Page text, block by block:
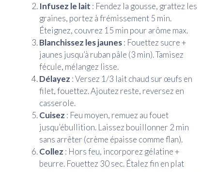
Infusez le lait : Fendez la gousse, grattez les
graines, portez à frémissement 5 min.
Éteignez, couvrez 15 min pour arôme max.
Blanchissez les jaunes: Fouettez sucre +
jaunes jusqu’à ruban pâle (3 min). Tamisez
fécule, mélangez lisse.
Délayez : Versez 1/3 lait chaud sur œufs en
filet, fouettez. Ajoutez reste, reversez en
casserole.
Cuisez : Feu moyen, remuez au fouet
jusqu’ébullition. Laissez bouillonner 2 min
sans arrêter (crème épaisse comme flan).
Collez : Hors feu, incorporez gélatine +
beurre. Fouettez 30 sec. Étalez fin en plat